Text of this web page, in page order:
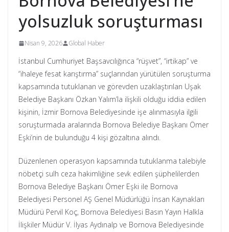
yolsuzluk soruşturması
Nisan 9, 2026 Global Haber
İstanbul Cumhuriyet Başsavcılığınca “rüşvet”, “irtikap” ve
“ihaleye fesat karıştırma” suçlarından yürütülen soruşturma
kapsamında tutuklanan ve görevden uzaklaştırılan Uşak
Belediye Başkanı Özkan Yalım’la ilişkili olduğu iddia edilen
kişinin, İzmir Bornova Belediyesinde işe alınmasıyla ilgili
soruşturmada aralarında Bornova Belediye Başkanı Ömer
Eşki’nin de bulunduğu 4 kişi gözaltına alındı.
Düzenlenen operasyon kapsamında tutuklanma talebiyle
nöbetçi sulh ceza hakimliğine sevk edilen şüphelilerden
Bornova Belediye Başkanı Ömer Eşki ile Bornova
Belediyesi Personel AŞ Genel Müdürlüğü İnsan Kaynakları
Müdürü Pervil Koç, Bornova Belediyesi Basın Yayın Halkla
İlişkiler Müdür V. İlyas Aydınalp ve Bornova Belediyesinde